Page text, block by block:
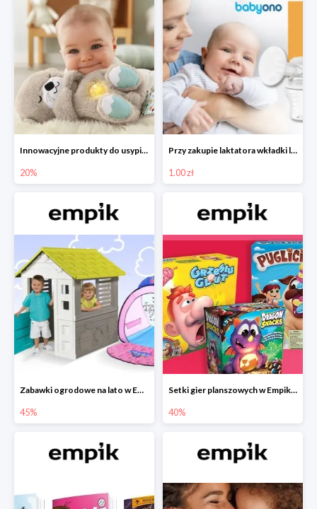
Innowacyjne produkty do usypiania w Empiku -20%
20%
Przy zakupie laktatora wkładki laktacyjne za 1 zł!
1.00 zł
Zabawki ogrodowe na lato w Empiku do -45%
45%
Setki gier planszowych w Empiku do -40%
40%